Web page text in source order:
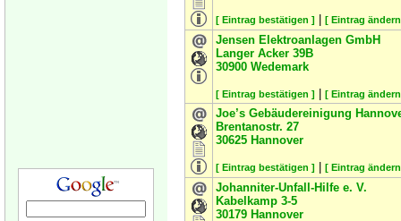
[ Eintrag bestätigen ] [ Eintrag
Jensen Elektroanlagen GmbH
Langer Acker 39B
30900 Wedemark
[ Eintrag bestätigen ] [ Eintrag
Joe’s Gebäudereinigung
Brentanostr. 27
30625 Hannover
[ Eintrag bestätigen ] [ Eintrag
Johanniter-Unfall-Hilfe e. V.
Kabelkamp 3-5
30179 Hannover